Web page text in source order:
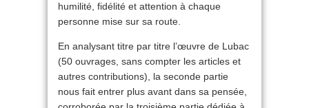
humilité, fidélité et attention à chaque
personne mise sur sa route.
En analysant titre par titre l’œuvre de Lubac
(50 ouvrages, sans compter les articles et
autres contributions), la seconde partie
nous fait entrer plus avant dans sa pensée,